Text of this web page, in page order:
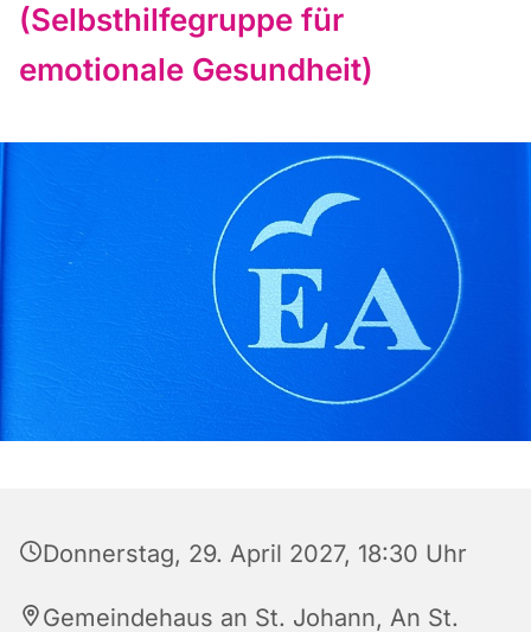
(Selbsthilfegruppe für
emotionale Gesundheit)
Donnerstag, 29. April 2027, 18:30 Uhr
Gemeindehaus an St. Johann, An St.